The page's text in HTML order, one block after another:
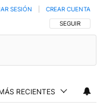
SIGA ESTA
SEGUIR
SESIÓN CREAR CUENTA
RECIENTES